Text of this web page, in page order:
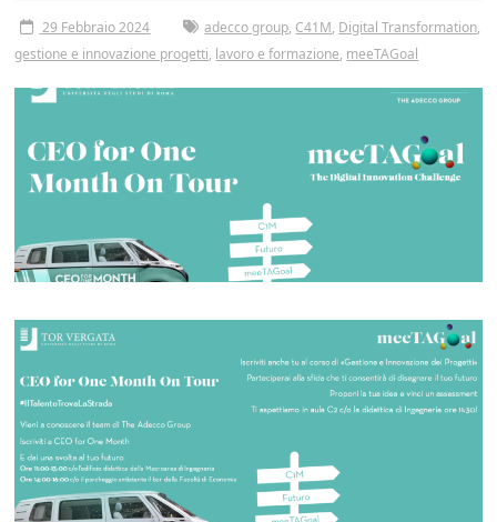
29 Febbraio 2024 adecco group, C41M, Digital Transformation,
gestione e innovazione progetti, lavoro e formazione, meeTAGoal